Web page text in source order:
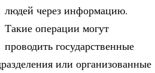
людей через информацию.
Такие операции могут
проводить государственные
или организованные